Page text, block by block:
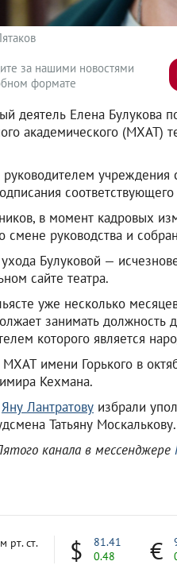
за нашими новостями
формате
деятель Елена Булукова
академического (МХАТ)
учреждения
соответствующего
в момент кадровых
руководства и
Булуковой —
сайте театра.
уже несколько
занимать должность
которого является
МХАТ имени Горького в
Кехмана.
Яну Лантратову избрали
Татьяну Москалькову.
канала в мессенджере
рт. ст.
81.41
0.48